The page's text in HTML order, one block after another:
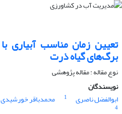
تعیین زمان مناسب
برگ‌های گیاه ذرت
نوع مقاله : مقاله پژوهشی
نویسندگان
ابوالفضل ناصری
1 محمدباقر خورشیدی
4